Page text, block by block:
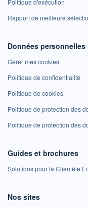
Politique d'exécution
Rapport de meilleure
Données personnelles
Gérer mes cookies
Politique de confidentialité
Politique de cookies
Politique de protection des
Politique de protection des
Guides et brochures
Solutions pour la Clientèle
Nos sites